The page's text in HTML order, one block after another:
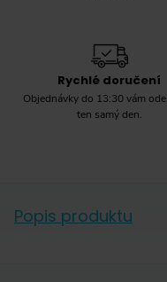
Rychlé doručení
Objednávky do 13:30 vám
ten samý den.
Popis produktu